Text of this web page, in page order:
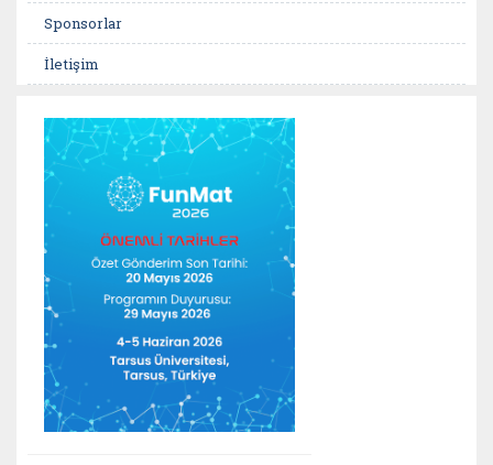
Sponsorlar
İletişim